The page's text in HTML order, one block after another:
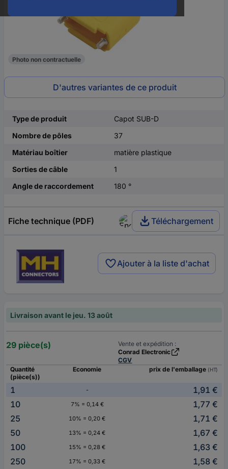
Photo non contractuelle
D'autres variantes de ce produit
Type de produit
Capot SUB-D
Nombre de pôles
37
Matériau boîtier
matière plastique
Sorties de câble
1
Angle de raccordement
180 °
Fiche technique (PDF) Téléchargement
Ajouter à la liste d'achat
Livraison avant le jeu. 13 août
29 pièce(s)
Vente et expédition :
Conrad Electronic
CGV
Quantité
(pièce(s))
Economie prix de l'emballage (HT)
1 -
1,91 €
10
7% = 0,14 €
1,77 €
25
10% = 0,20 €
1,71 €
50
13% = 0,24 €
1,67 €
100
15% = 0,28 €
1,63 €
250
17% = 0,33 € 1,58 €